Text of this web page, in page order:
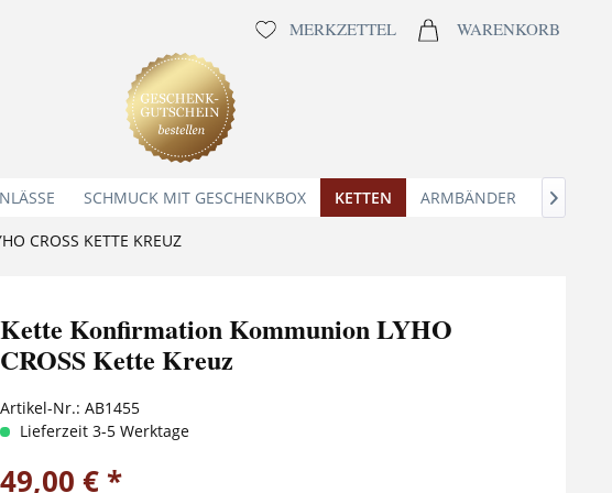
MERKZETTEL WARENKORB
SCHMUCK MIT GESCHENKBOX KETTEN ARMBÄNDER 
CROSS KETTE KREUZ
Kette Konfirmation Kommunion LYHO
CROSS Kette Kreuz
Artikel-Nr.: AB1455
Lieferzeit 3-5 Werktage
49,00 € *